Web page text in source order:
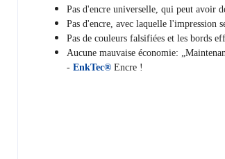
Pas d'encre universelle, qui peut avoir
Pas d'encre, avec laquelle l'impression
Pas de couleurs falsifiées et les bords
Aucune mauvaise économie:
- EnkTec® Encre !